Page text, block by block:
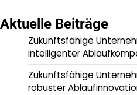
Aktuelle Beiträge
Zukunftsfähige
intelligenter
Zukunftsfähige
robuster